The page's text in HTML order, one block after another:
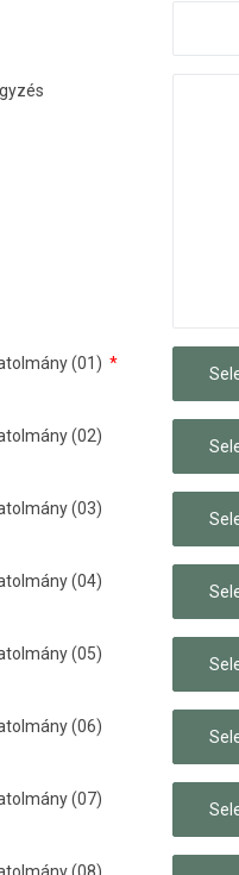
(01) *
(02)
(03)
(04)
(05)
(06)
(07)